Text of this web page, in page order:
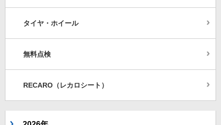
タイヤ・ホイール
無料点検
RECARO（レカロシート）